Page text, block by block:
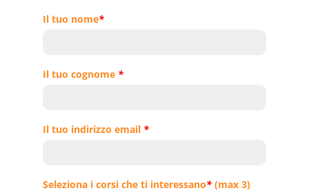
Il tuo nome*
Il tuo cognome *
Il tuo indirizzo email *
Seleziona i corsi che ti interessano* (max 3)